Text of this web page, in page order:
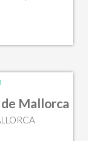
Mallorca